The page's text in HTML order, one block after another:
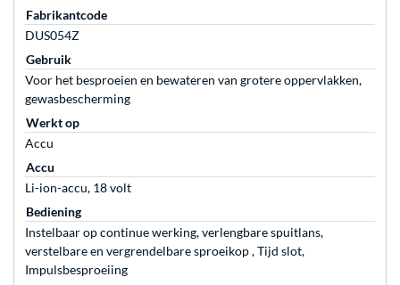
Fabrikantcode
DUS054Z
Gebruik
Voor het besproeien en bewateren van grotere oppervlakken,
gewasbescherming
Werkt op
Accu
Accu
Li-ion-accu, 18 volt
Bediening
Instelbaar op continue werking, verlengbare spuitlans,
verstelbare en vergrendelbare sproeikop , Tijd slot,
Impulsbesproeiing